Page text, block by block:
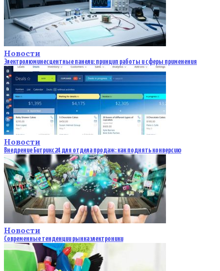
Новости
Электролюминесцентные панели: принцип работы и сферы применения
Новости
Внедрение Битрикс24 для отдела продаж: как поднять конверсию
Новости
Современные тенденции рынка электроники